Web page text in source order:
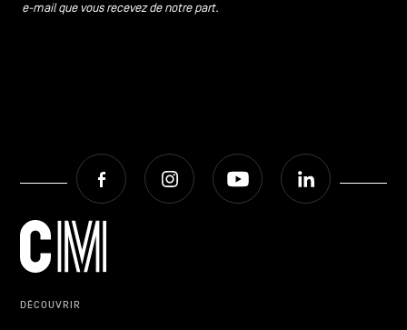
e-mail que vous recevez de notre part.
Facebook Instagram Youtube
DÉCOUVRIR